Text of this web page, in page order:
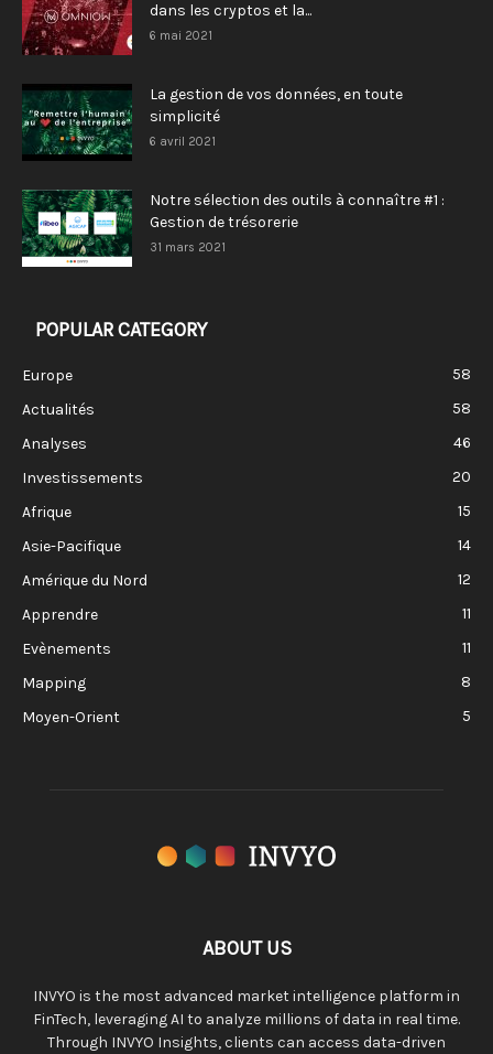
dans les cryptos et la...
6 mai 2021
La gestion de vos données, en toute
simplicité
6 avril 2021
Notre sélection des outils à connaître #1 :
Gestion de trésorerie
31 mars 2021
POPULAR CATEGORY
Europe
58
Actualités
58
Analyses
46
Investissements
20
Afrique
15
Asie-Pacifique
14
Amérique du Nord
12
Apprendre
11
Evènements
11
Mapping
8
Moyen-Orient
5
ABOUT US
INVYO is the most advanced market intelligence platform in
FinTech, leveraging AI to analyze millions of data in real time.
Through INVYO Insights, clients can access data-driven